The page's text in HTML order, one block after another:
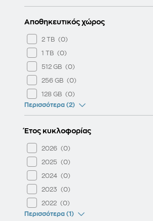
Αποθηκευτικός χώρος
2 TB
1 TB
512 GB
256 GB
128 GB
Περισσότερα (2)
Έτος κυκλοφορίας
2026
2025
2024
2023
2022
Περισσότερα (1)